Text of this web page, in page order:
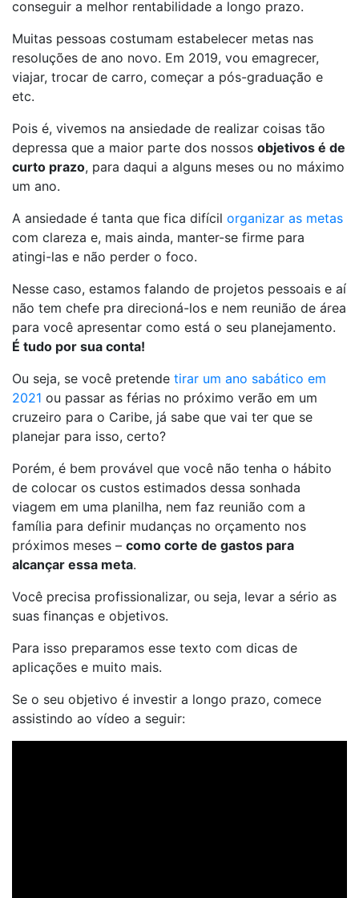
conseguir a melhor rentabilidade a longo prazo.
Muitas pessoas costumam estabelecer metas nas
resoluções de ano novo. Em 2019, vou emagrecer,
viajar, trocar de carro, começar a pós-graduação e
etc.
Pois é, vivemos na ansiedade de realizar coisas tão
depressa que a maior parte dos nossos objetivos é de
curto prazo, para daqui a alguns meses ou no máximo
um ano.
A ansiedade é tanta que fica difícil organizar as metas
com clareza e, mais ainda, manter-se firme para
atingi-las e não perder o foco.
Nesse caso, estamos falando de projetos pessoais e aí
não tem chefe pra direcioná-los e nem reunião de área
para você apresentar como está o seu planejamento.
É tudo por sua conta!
Ou seja, se você pretende tirar um ano sabático em
2021 ou passar as férias no próximo verão em um
cruzeiro para o Caribe, já sabe que vai ter que se
planejar para isso, certo?
Porém, é bem provável que você não tenha o hábito
de colocar os custos estimados dessa sonhada
viagem em uma planilha, nem faz reunião com a
família para definir mudanças no orçamento nos
próximos meses – como corte de gastos para
alcançar essa meta.
Você precisa profissionalizar, ou seja, levar a sério as
suas finanças e objetivos.
Para isso preparamos esse texto com dicas de
aplicações e muito mais.
Se o seu objetivo é investir a longo prazo, comece
assistindo ao vídeo a seguir: